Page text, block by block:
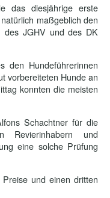
das diesjährige erste
maßgeblich den
des JGHV und des DK
den Hundeführerinnen
vorbereiteten Hunde an
konnten die meisten
Schachtner für die
und
eine solche Prüfung
und einen dritten